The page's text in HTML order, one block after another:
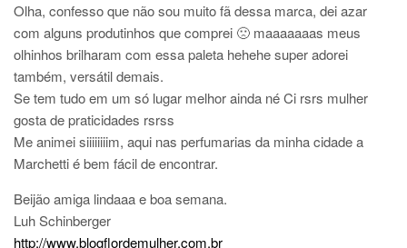
Olha, confesso que não sou muito fã dessa marca, dei azar
com alguns produtinhos que comprei 🙁 maaaaaaas meus
olhinhos brilharam com essa paleta hehehe super adorei
também, versátil demais.
Se tem tudo em um só lugar melhor ainda né Ci rsrs mulher
gosta de praticidades rsrss
Me animei siiiiiiiim, aqui nas perfumarias da minha cidade a
Marchetti é bem fácil de encontrar.
Beijão amiga lindaaa e boa semana.
Luh Schinberger
http://www.blogflordemulher.com.br